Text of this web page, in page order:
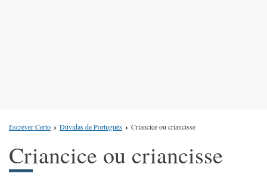
Escrever Certo Dúvidas de Português Criancice ou criancisse
Criancice ou criancisse